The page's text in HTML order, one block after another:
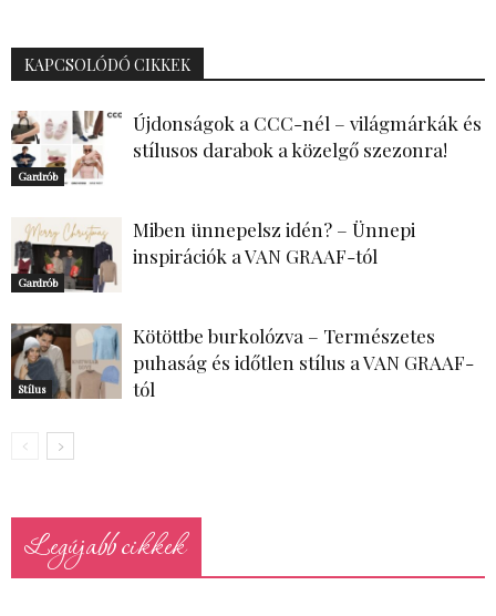
KAPCSOLÓDÓ CIKKEK
Gardrób
Újdonságok a CCC-nél – világmárkák és
stílusos darabok a közelgő szezonra!
Gardrób
Miben ünnepelsz idén? – Ünnepi
inspirációk a VAN GRAAF-tól
Stílus
Kötöttbe burkolózva – Természetes
puhaság és időtlen stílus a VAN GRAAF-
tól
Legújabb cikkek